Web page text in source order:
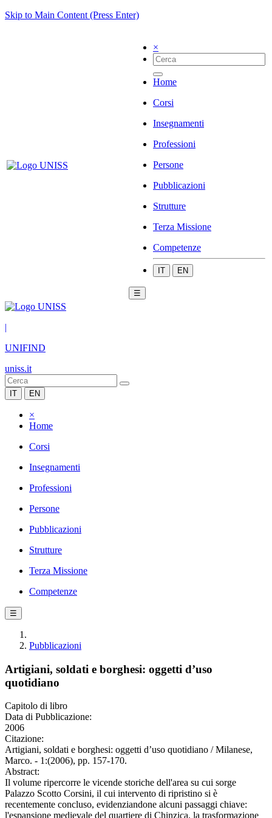
Skip to Main Content (Press Enter)
×
Home
Corsi
Insegnamenti
Professioni
Persone
Pubblicazioni
Strutture
Terza Missione
Competenze
IT EN
☰
|
UNIFIND
uniss.it
IT EN
×
Home
Corsi
Insegnamenti
Professioni
Persone
Pubblicazioni
Strutture
Terza Missione
Competenze
☰
Pubblicazioni
Artigiani, soldati e borghesi: oggetti d’uso
quotidiano
Capitolo di libro
Data di Pubblicazione:
2006
Citazione:
Artigiani, soldati e borghesi: oggetti d’uso quotidiano / Milanese,
Marco. - 1:(2006), pp. 157-170.
Abstract:
Il volume ripercorre le vicende storiche dell'area su cui sorge
Palazzo Scotto Corsini, il cui intervento di ripristino si è
recentemente concluso, evidenziandone alcuni passaggi chiave:
l'espansione medievale del quartiere di Chinzica, la trasformazione